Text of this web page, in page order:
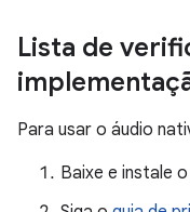
Lista de
Para usar o áudio
Baixe e instale o